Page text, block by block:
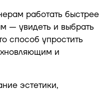
работать быстрее
— увидеть и выбрать
способ упростить
и
эстетики,